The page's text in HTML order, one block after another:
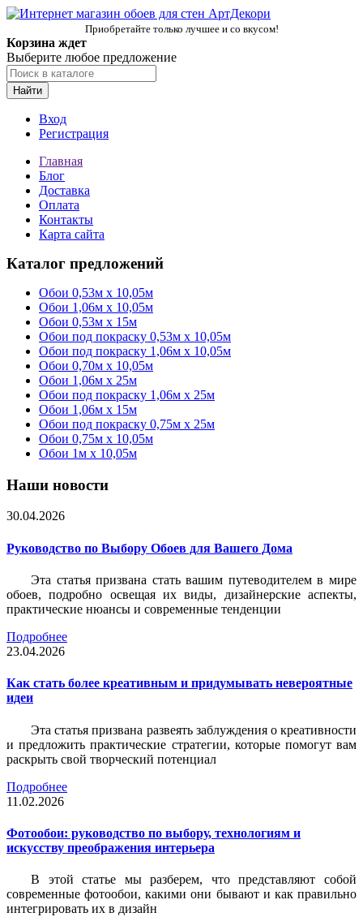
Приобретайте только лучшее и со вкусом!
Корзина ждет
Выберите любое предложение
Найти
Вход
Регистрация
Главная
Блог
Доставка
Оплата
Контакты
Карта сайта
Каталог предложений
Обои 0,53м x 10,05м
Обои 1,06м х 10,05м
Обои 0,53м x 15м
Обои под покраску 0,53м x 10,05м
Обои под покраску 1,06м х 10,05м
Обои 0,70м x 10,05м
Обои 1,06м x 25м
Обои под покраску 1,06м x 25м
Обои 1,06м x 15м
Обои под покраску 0,75м x 25м
Обои 0,75м x 10,05м
Обои 1м х 10,05м
Наши новости
30.04.2026
Руководство по Выбору Обоев для Вашего Дома
Эта статья призвана стать вашим путеводителем в мире
обоев, подробно освещая их виды, дизайнерские аспекты,
практические нюансы и современные тенденции
Подробнее
23.04.2026
Как стать более креативным и придумывать невероятные
идеи
Эта статья призвана развеять заблуждения о креативности
и предложить практические стратегии, которые помогут вам
раскрыть свой творческий потенциал
Подробнее
11.02.2026
Фотообои: руководство по выбору, технологиям и
искусству преображения интерьера
В этой статье мы разберем, что представляют собой
современные фотообои, какими они бывают и как правильно
интегрировать их в дизайн